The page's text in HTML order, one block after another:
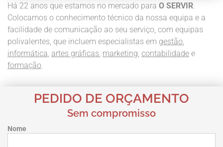
Há 22 anos que estamos no mercado para O SERVIR.
Colocamos o conhecimento técnico da nossa equipa e a
facilidade de comunicação ao seu serviço, com equipas
polivalentes, que incluem especialistas em gestão,
informática, artes gráficas, marketing, contabilidade e
formação.
PEDIDO DE ORÇAMENTO
Sem compromisso
Nome